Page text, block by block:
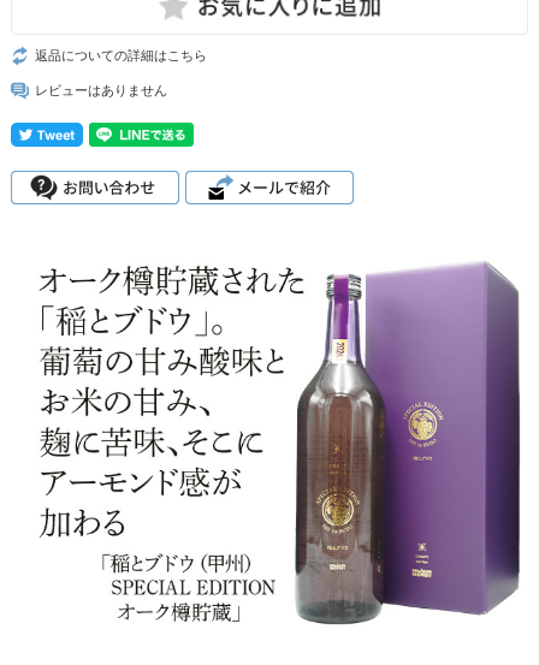
返品についての詳細はこちら
レビューはありません